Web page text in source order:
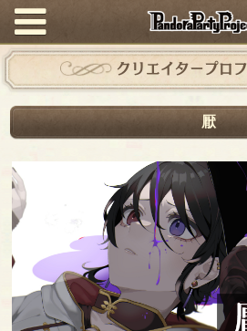
クリエイタープロ
厭